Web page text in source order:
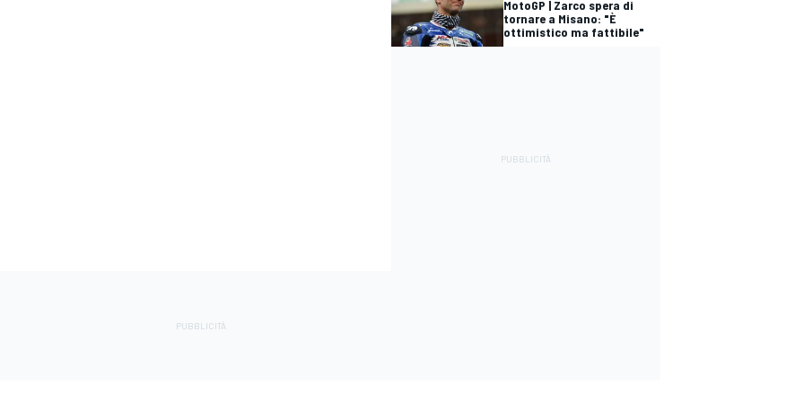
MotoGP | Zarco spera di
tornare a Misano: "È
ottimistico ma fattibile"